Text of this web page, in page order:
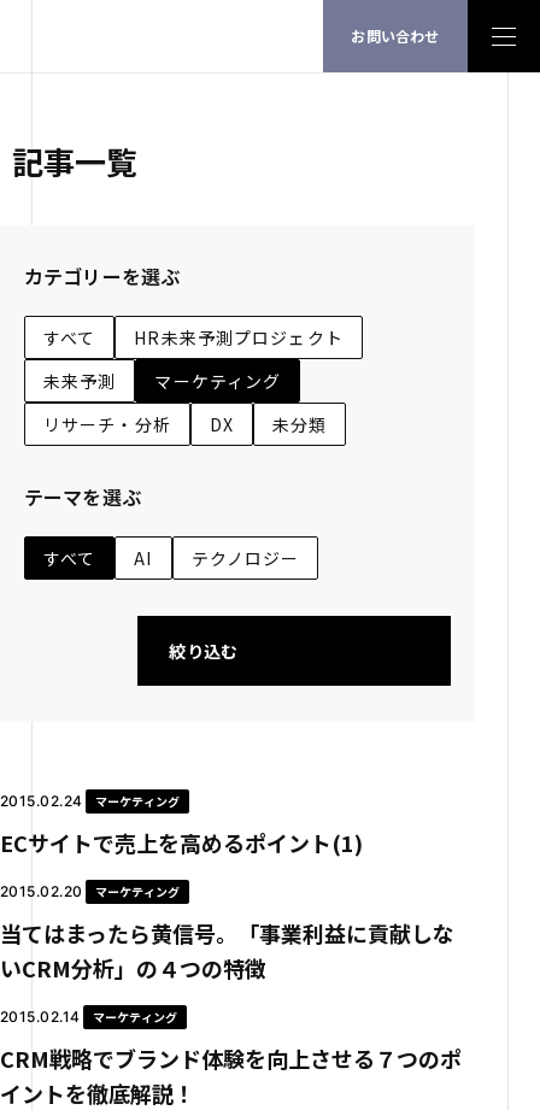
お問い合わせ
記事一覧
カテゴリーを選ぶ
すべて
HR未来予測プロジェクト
未来予測
マーケティング
リサーチ・分析
DX 未分類
テーマを選ぶ
すべて AI テクノロジー
絞り込む
2015.02.24 マーケティング
ECサイトで売上を高めるポイント(1)
2015.02.20 マーケティング
当てはまったら黄信号。「事業利益に貢献しな
いCRM分析」の４つの特徴
2015.02.14 マーケティング
CRM戦略でブランド体験を向上させる７つのポ
イントを徹底解説！